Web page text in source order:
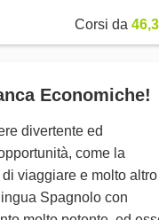
Corsi da
Economiche!
divertente ed
come la
viaggiare e molto altro
Spagnolo con